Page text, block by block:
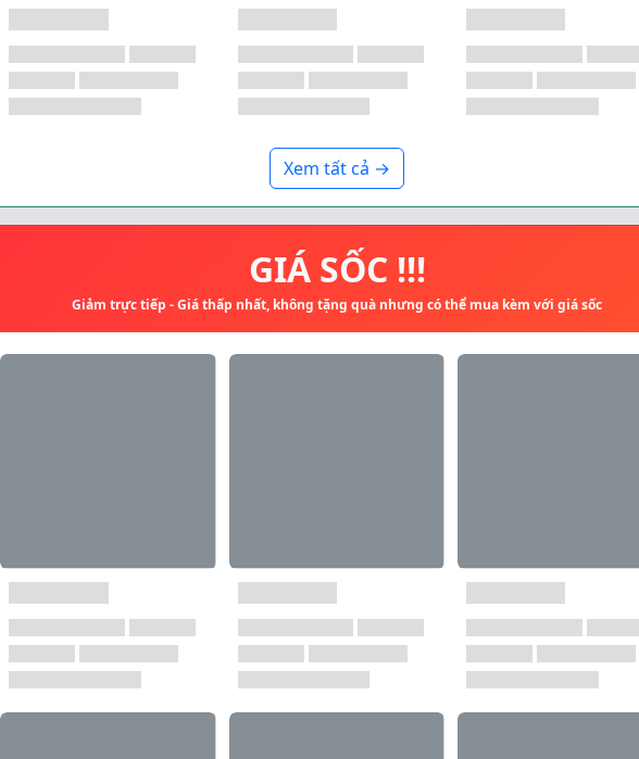
Xem tất cả →
GIÁ SỐC !!!
Giảm trực tiếp - Giá thấp nhất, không tặng quà nhưng có thể mua kèm với giá sốc